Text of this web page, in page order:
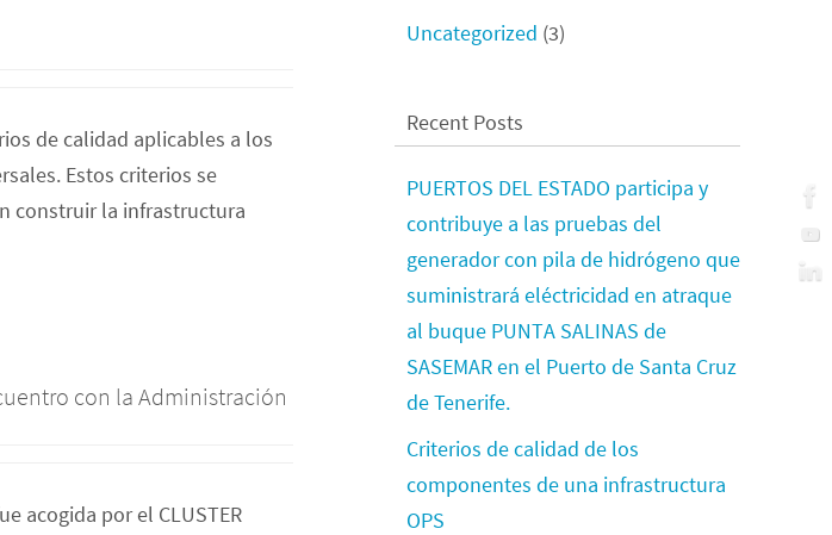
de calidad aplicables a los
Estos criterios se
construir la infrastructura
con la Administración
acogida por el CLUSTER
Uncategorized (3)
Recent Posts
PUERTOS DEL ESTADO participa y
contribuye a las pruebas del
generador con pila de hidrógeno que
suministrará eléctricidad en atraque
al buque PUNTA SALINAS de
SASEMAR en el Puerto de Santa Cruz
de Tenerife.
Criterios de calidad de los
componentes de una infrastructura
OPS